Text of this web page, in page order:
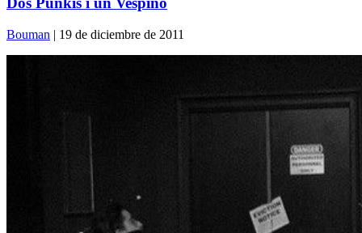
Bouman | 19 de diciembre de 2011